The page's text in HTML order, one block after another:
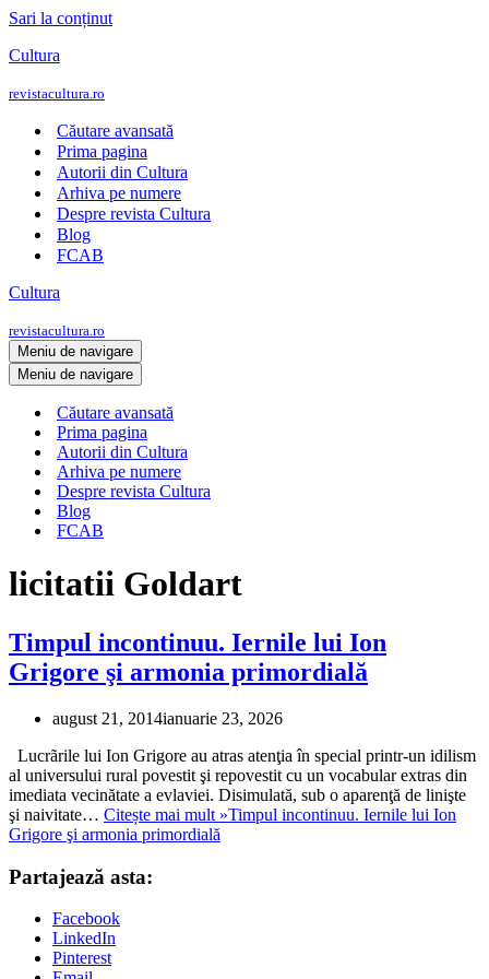
Sari la conținut
Cultura
revistacultura.ro
Căutare avansată
Prima pagina
Autorii din Cultura
Arhiva pe numere
Despre revista Cultura
Blog
FCAB
Cultura
revistacultura.ro
Meniu de navigare
Meniu de navigare
Căutare avansată
Prima pagina
Autorii din Cultura
Arhiva pe numere
Despre revista Cultura
Blog
FCAB
licitatii Goldart
Timpul incontinuu. Iernile lui Ion
Grigore şi armonia primordială
august 21, 2014ianuarie 23, 2026
Lucrãrile lui Ion Grigore au atras atenţia în special printr-un idilism
al universului rural povestit şi repovestit cu un vocabular extras din
imediata vecinătate a evlaviei. Disimulată, sub o aparenţă de linişte
şi naivitate… Citește mai mult »Timpul incontinuu. Iernile lui Ion
Grigore şi armonia primordială
Partajează asta:
Facebook
LinkedIn
Pinterest